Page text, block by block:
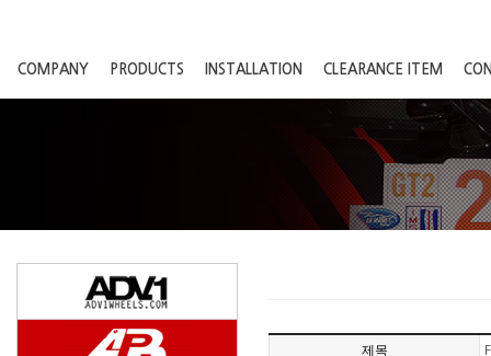
COMPANY PRODUCTS INSTALLATION CLEARANCE ITEM
제목